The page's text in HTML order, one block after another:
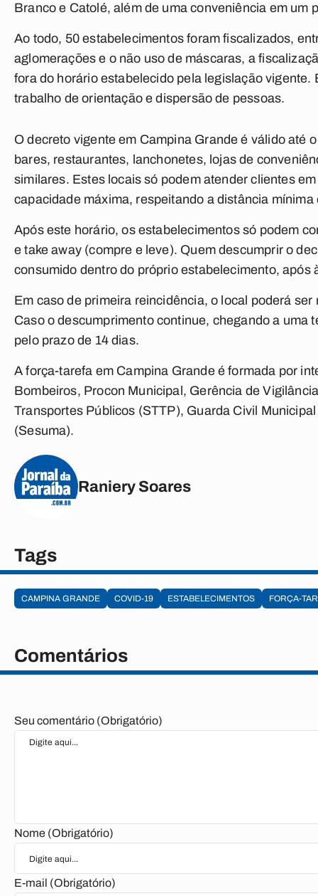
Branco e Catolé, além de uma conveniência em um
Ao todo, 50 estabelecimentos foram fiscalizados,
aglomerações e o não uso de máscaras, a
fora do horário estabelecido pela legislação
trabalho de orientação e dispersão de pessoas.
O decreto vigente em Campina Grande é válido até
bares, restaurantes, lanchonetes, lojas de
similares. Estes locais só podem atender clientes
capacidade máxima, respeitando a distância
Após este horário, os estabelecimentos só podem
e take away (compre e leve). Quem descumprir o
consumido dentro do próprio estabelecimento, após
Em caso de primeira reincidência, o local poderá
Caso o descumprimento continue, chegando a
pelo prazo de 14 dias.
A força-tarefa em Campina Grande é formada por
Bombeiros, Procon Municipal, Gerência de
Transportes Públicos (STTP), Guarda Civil
(Sesuma).
Raniery Soares
Tags
CAMPINA GRANDE COVID-19 ESTABELECIMENTOS FORÇA-
Comentários
Seu comentário (Obrigatório)
Nome (Obrigatório)
E-mail (Obrigatório)